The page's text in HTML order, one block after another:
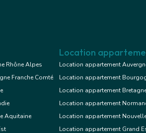
Rhône Alpes
Franche Comté
Aquitaine
Location
Location appartement
Location appartement
Location appartement
Location appartement
Location appartement
Location appartement Grand